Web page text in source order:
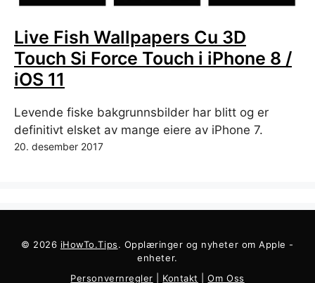
Live Fish Wallpapers Cu 3D
Touch Si Force Touch i iPhone 8 /
iOS 11
Levende fiske bakgrunnsbilder har blitt og er
definitivt elsket av mange eiere av iPhone 7.
20. desember 2017
© 2026 iHowTo.Tips. Opplæringer og nyheter om Apple -
enheter.
Personvernregler
Kontakt |Om Oss